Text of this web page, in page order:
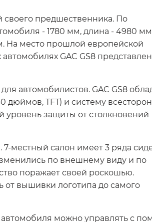
своего предшественника. По
- 1780 мм, длина - 4980
На место прошлой европейской
GAC GS8 представлен
автомобилистов. GAC GS8
дюймов, TFT) и систему
уровень защиты от столкновений
местный салон имеет 3 ряда
по внешнему виду и по
поражает своей роскошью.
вышивки логотипа до самого
можно управлять с